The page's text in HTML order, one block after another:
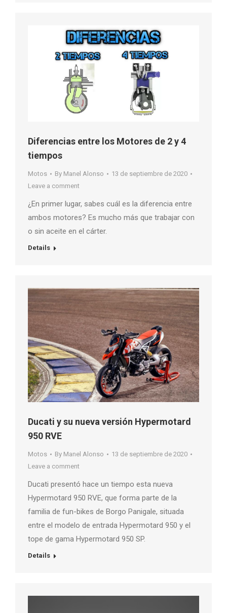
Diferencias entre los Motores de 2 y 4
tiempos
Motos By Manel Alonso
13 de septiembre de 2020
Leave a comment
¿En primer lugar, sabes cuál es la diferencia entre
ambos motores? Es mucho más que trabajar con
o sin aceite en el cárter.
Details
Ducati y su nueva versión Hypermotard
950 RVE
Motos By Manel Alonso
13 de septiembre de 2020
Leave a comment
Ducati presentó hace un tiempo esta nueva
Hypermotard 950 RVE, que forma parte de la
familia de fun-bikes de Borgo Panigale, situada
entre el modelo de entrada Hypermotard 950 y el
tope de gama Hypermotard 950 SP.
Details